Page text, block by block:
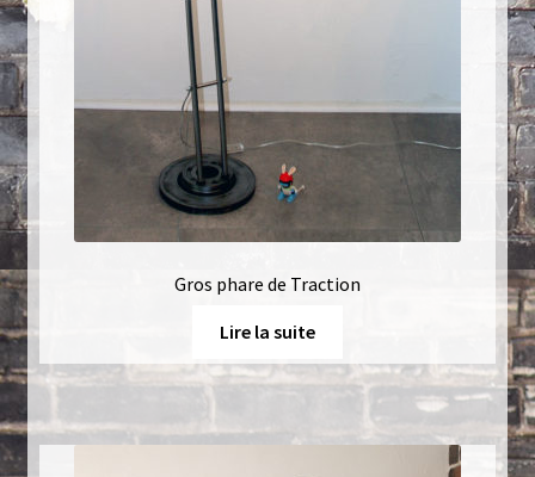
Gros phare de Traction
Lire la suite